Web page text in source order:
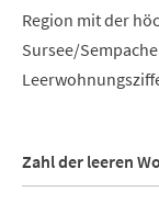
Region mit der
Sursee/
Zahl der leeren